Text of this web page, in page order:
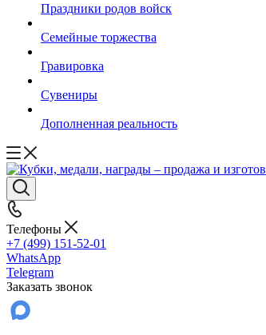
Праздники родов войск
Семейные торжества
Гравировка
Сувениры
Дополненная реальность
Телефоны
+7 (499) 151-52-01
WhatsApp
Telegram
Заказать звонок